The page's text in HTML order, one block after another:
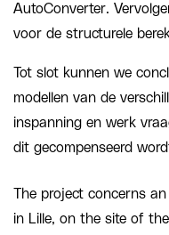
AutoConverter.
voor de structurele
Tot slot kunnen we
modellen van de
inspanning en werk
dit gecompenseerd
The project concerns
in Lille, on the site of